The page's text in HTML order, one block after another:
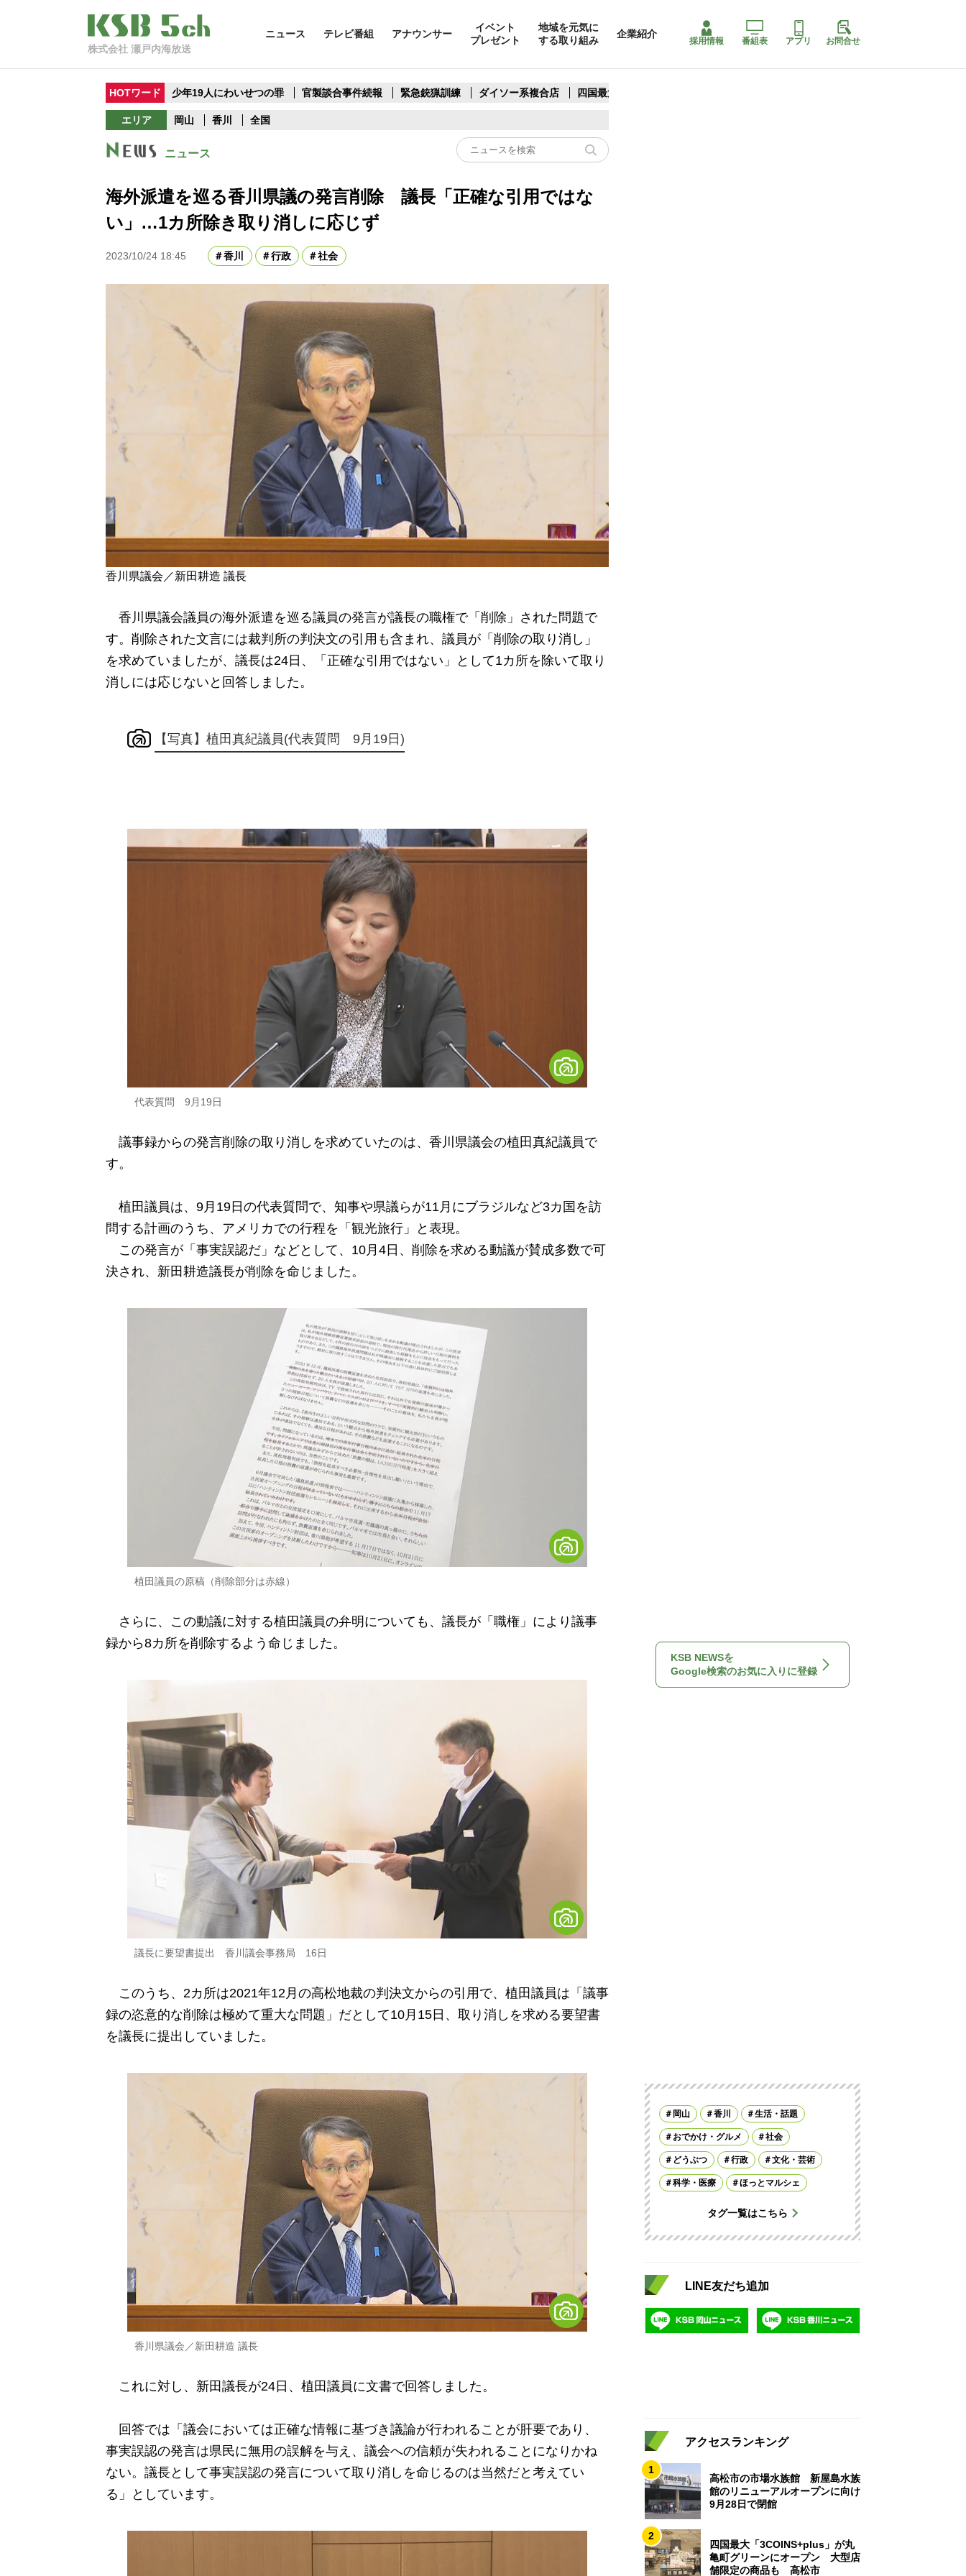
株式会社 瀬戸内海放送
ニュース テレビ番組 アナウンサー
イベント
プレゼント
地域を元気に
する取り組み
企業紹介
採用情報 番組表 アプリ お問合せ
HOTワード 少年19人にわいせつの罪 官製談合事件続報 緊急銃猟訓練 ダイソー系複合店 四国最大スリコ
エリア 岡山 香川 全国
ニュース
海外派遣を巡る香川県議の発言削除 議長「正確な引用ではな
い」…1カ所除き取り消しに応じず
2023/10/24 18:45 香川 行政 社会
香川県議会／新田耕造 議長
香川県議会議員の海外派遣を巡る議員の発言が議長の職権で「削除」された問題で
す。削除された文言には裁判所の判決文の引用も含まれ、議員が「削除の取り消し」
を求めていましたが、議長は24日、「正確な引用ではない」として1カ所を除いて取り
消しには応じないと回答しました。
【写真】植田真紀議員(代表質問 9月19日)
代表質問 9月19日
議事録からの発言削除の取り消しを求めていたのは、香川県議会の植田真紀議員で
す。
植田議員は、9月19日の代表質問で、知事や県議らが11月にブラジルなど3カ国を訪
問する計画のうち、アメリカでの行程を「観光旅行」と表現。
この発言が「事実誤認だ」などとして、10月4日、削除を求める動議が賛成多数で可
決され、新田耕造議長が削除を命じました。
植田議員の原稿（削除部分は赤線）
さらに、この動議に対する植田議員の弁明についても、議長が「職権」により議事
録から8カ所を削除するよう命じました。
議長に要望書提出 香川議会事務局 16日
このうち、2カ所は2021年12月の高松地裁の判決文からの引用で、植田議員は「議事
録の恣意的な削除は極めて重大な問題」だとして10月15日、取り消しを求める要望書
を議長に提出していました。
香川県議会／新田耕造 議長
これに対し、新田議長が24日、植田議員に文書で回答しました。
回答では「議会においては正確な情報に基づき議論が行われることが肝要であり、
事実誤認の発言は県民に無用の誤解を与え、議会への信頼が失われることになりかね
ない。議長として事実誤認の発言について取り消しを命じるのは当然だと考えてい
る」としています。
KSB NEWSを
Google検索のお気に入りに登録
岡山 香川 生活・話題
おでかけ・グルメ 社会
どうぶつ 行政 文化・芸術
科学・医療 ほっとマルシェ
タグ一覧はこちら
LINE友だち追加
アクセスランキング
1
高松市の市場水族館 新屋島水族
館のリニューアルオープンに向け
9月28日で閉館
2
四国最大「3COINS+plus」が丸
亀町グリーンにオープン 大型店
舗限定の商品も 高松市